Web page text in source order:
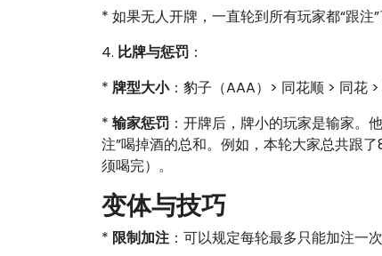
* 如果无人开牌，一直轮到所有玩家都“跟注
4. 比牌与惩罚 ：
* 牌型大小：豹子（AAA）> 同花顺 > 同花 >
* 输家惩罚 ：开牌后，牌小的玩家是输家。
注”喝掉酒的总和。例如，本轮大家总共跟
须喝完）。
变体与技巧
* 限制加注：可以规定每轮最多只能加注一